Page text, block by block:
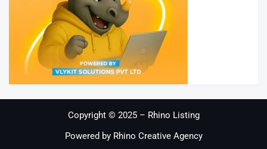
Copyright © 2025 – Rhino Listing
Powered by Rhino Creative Agency